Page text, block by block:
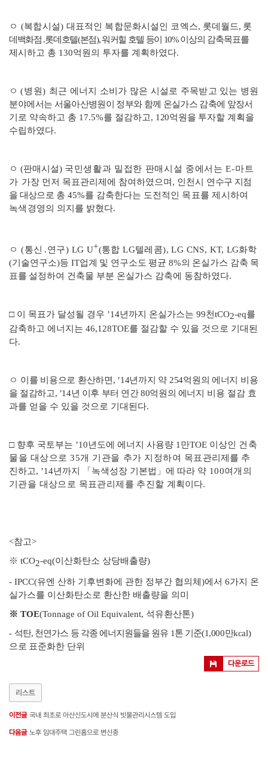
ㅇ (복합시설) 대표적인 복합문화시설인 코엑스, 롯데 월 드, 롯
데백화점 ․롯데호텔(본점),워커힐 호텔 등이 10%이상의 감축목표를
제시하고 총 130억원의 투자를 계획하였다.
ㅇ (병원) 최근 에너지 소비가 많은 시설로 주목받고 있는 병원
분야에서는 서울아산병원이 정부와 함께 온실가스 감축에 앞장서
기로 약속하고 총 17.5%를 절감하고, 120억원을 투자할 계획을
수립하였다.
ㅇ (판매시설) 국민생활과 밀접한 판매시설 중에서는E-마트
가 가장 먼저 목표관리제에 참여하였으며 , 인천시 연 수구 지점
을 대상으로 총45%를 감축한다는 도전적인
목표를 제시하여
녹색경영의 의지를 밝혔다.
ㅇ(통신 ․연구) LG U+(통합LG텔레콤), LG CNS, KT,LG화학
(기술연구소)등IT업계 및 연구소도 평균8%의 온실가스 감축 목
표를 설정하여 건축물 부분 온실가스 감축에 동참하였다.
□ 이 목표가 달성될 경우 ’14년까지 온실가스는99천tCO2-eq를
감축하고 에너지는 46,128TOE를 절감할 수 있을 것으로 기대된
다.
ㅇ 이를 비용으로 환산하면, ’14년까지 약 254억원의 에너지
비용
을 절감하고, ’14년 이후 부터 연간80억원의 에너지
비용 절감 효
과를 얻을 수 있을 것으로 기대된다.
□ 향후 국토부는 ’10년도에 에너지 사용량 1만TOE 이상인 건축
물을 대상으로35개 기관을 추가 지정하여 목표관리제를 추
진하고, ’14년까지 「 녹색성장 기본법 」 에 따라 약 100여개의
기관을 대상으로 목표관리제를 추진할 계 획이다.
<참고>
※ tCO2-eq(이산화탄소 상당배출량)
- IPCC(유엔 산하 기후변화에 관한 정부간 협의체 )에서 6가지 온
실가스를 이산화탄소로 환산한 배출량을 의미
※ TOE(Tonnage of Oil Equivalent, 석유환산톤)
- 석탄, 천연가스 등 각종 에너지원들을 원유 1톤 기준(1,000만kcal)
으로 표준화한 단위
다운로드
리스트
이전글 국내 최초로 아산신도시에 분산식 빗물관리시스템 도입
다음글 노후 임대주택 그린홈으로 변신중